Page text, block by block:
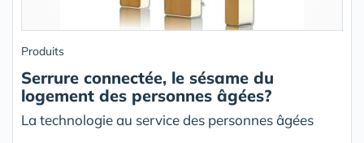
Produits
Serrure connectée, le sésame du
logement des personnes âgées?
La technologie au service des personnes âgées